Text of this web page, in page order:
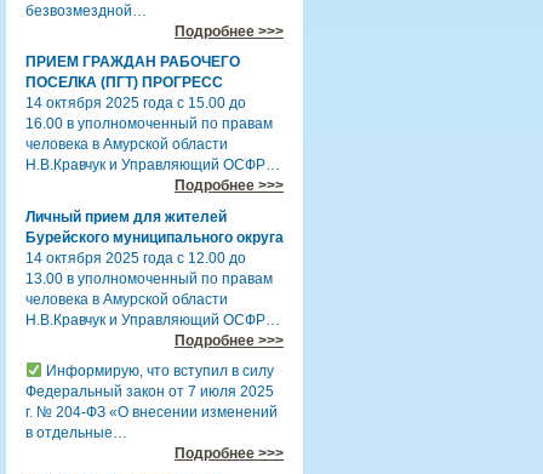
безвозмездной…
Подробнее >>>
ПРИЕМ ГРАЖДАН РАБОЧЕГО
ПОСЕЛКА (ПГТ) ПРОГРЕСС
14 октября 2025 года с 15.00 до
16.00 в уполномоченный по правам
человека в Амурской области
Н.В.Кравчук и Управляющий ОСФР…
Подробнее >>>
Личный прием для жителей
Бурейского муниципального округа
14 октября 2025 года с 12.00 до
13.00 в уполномоченный по правам
человека в Амурской области
Н.В.Кравчук и Управляющий ОСФР…
Подробнее >>>
Информирую, что вступил в силу
Федеральный закон от 7 июля 2025
г. № 204-ФЗ «О внесении изменений
в отдельные…
Подробнее >>>